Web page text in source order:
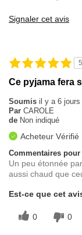
Signaler cet avis
5
Ce pyjama fera
Soumis il y a 6 jours
Par CAROLE
de Non indiqué
Acheteur Vérifié
Commentaires
Un peu étonnée
aussi chaud que
Est-ce que cet
0 0